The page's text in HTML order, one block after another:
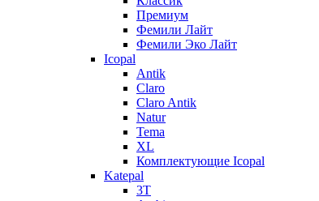
Премиум
Фемили Лайт
Фемили Эко Лайт
Icopal
Antik
Claro
Claro Antik
Natur
Tema
XL
Комплектующие Icopal
Katepal
3T